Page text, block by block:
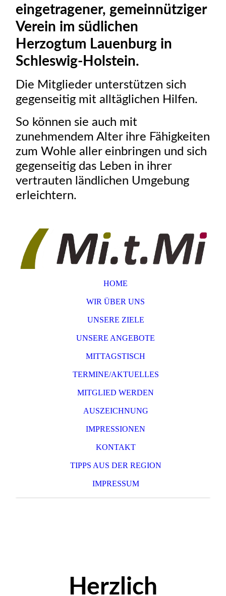
eingetragener, gemeinnütziger
Verein im südlichen
Herzogtum Lauenburg in
Schleswig-Holstein.
Die Mitglieder unterstützen sich
gegenseitig mit alltäglichen Hilfen.
So können sie auch mit
zunehmendem Alter ihre Fähigkeiten
zum Wohle aller einbringen und sich
gegenseitig das Leben in ihrer
vertrauten ländlichen Umgebung
erleichtern.
HOME
WIR ÜBER UNS
UNSERE ZIELE
UNSERE ANGEBOTE
MITTAGSTISCH
TERMINE/AKTUELLES
MITGLIED WERDEN
AUSZEICHNUNG
IMPRESSIONEN
KONTAKT
TIPPS AUS DER REGION
IMPRESSUM
Herzlich